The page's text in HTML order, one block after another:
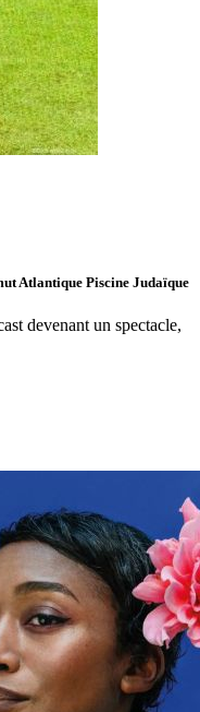
Atlantique Piscine Judaïque
devenant un spectacle,